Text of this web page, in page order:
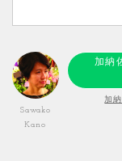
Sawako
Kano
加納
加